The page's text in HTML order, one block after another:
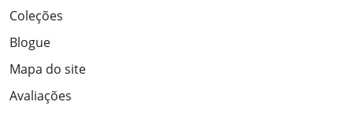
Coleções
Blogue
Mapa do site
Avaliações